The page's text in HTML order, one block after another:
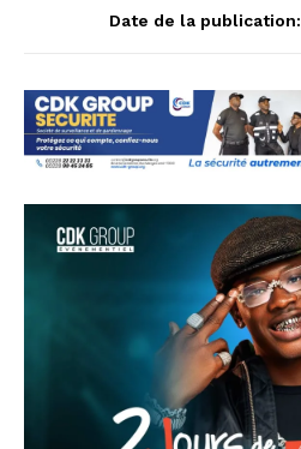
Date de la publication: